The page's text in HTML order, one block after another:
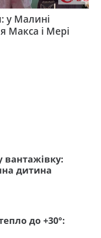
у Малині
Макса і Мері
вантажівку:
дитина
до +30°: